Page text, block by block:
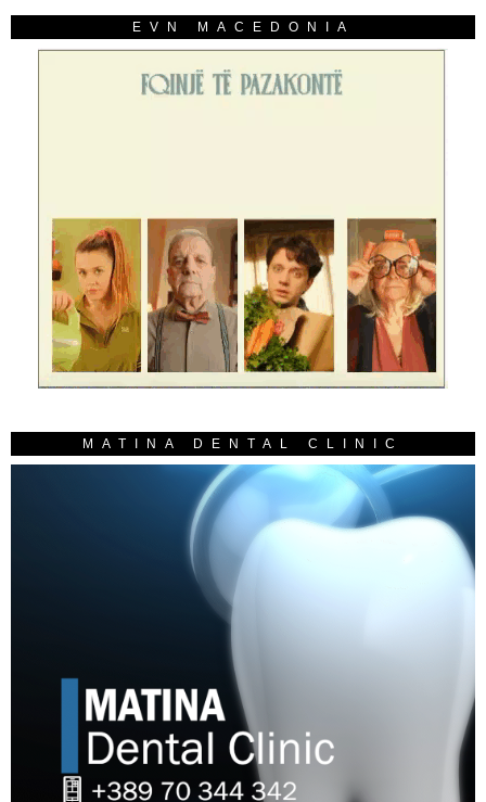
EVN MACEDONIA
MATINA DENTAL CLINIC